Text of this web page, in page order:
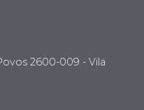
2600-009 - Vila